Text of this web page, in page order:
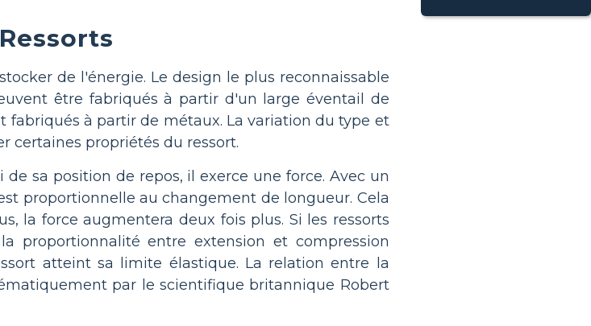
Ressorts
de l'énergie. Le design le plus reconnaissable
être fabriqués à partir d'un large éventail de
fabriqués à partir de métaux. La variation du type et
certaines propriétés du ressort.
sa position de repos, il exerce une force. Avec un
proportionnelle au changement de longueur. Cela
la force augmentera deux fois plus. Si les ressorts
proportionnalité entre extension et compression
atteint sa limite élastique. La relation entre la
par le scientifique britannique Robert